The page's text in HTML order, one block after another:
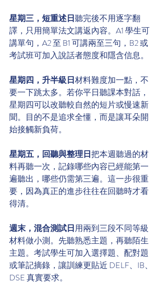
星期三，短重述日聽完後不用逐字翻
譯，只用簡單法文講返內容。A1 學生可
講單句，A2 至 B1 可講兩至三句，B2 或
考試班可加入說話者態度和隱含信息。
星期四，升半級日材料難度加一點，不
要一下跳太多。若你平日聽課本對話，
星期四可以改聽較自然的短片或慢速新
聞。目的不是追求全懂，而是讓耳朵開
始接觸新負荷。
星期五，回聽與整理日把本週聽過的材
料再聽一次，記錄哪些內容已經能第一
遍聽出，哪些仍需第三遍。這一步很重
要，因為真正的進步往往在回聽時才看
得清。
週末，混合測試日用兩到三段不同等級
材料做小測。先聽熟悉主題，再聽陌生
主題。考試學生可加入選擇題、配對題
或筆記摘錄，讓訓練更貼近 DELF、IB、
DSE 真實要求。